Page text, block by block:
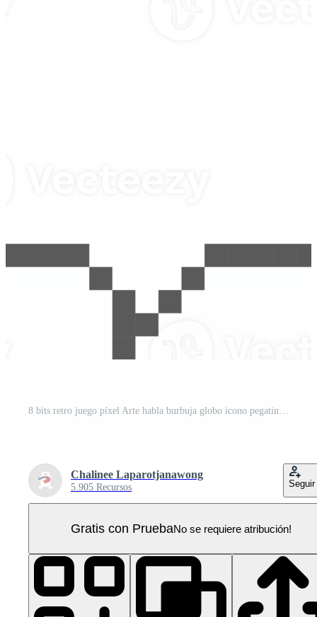
8 bits retro juego píxel Arte habla burbuja globo icono pegatina memorándum palabra clave planificador texto caja bandera PNG Pro
Chalinee Laparotjanawong
5.905 Recursos Seguir
Gratis con PruebaNo se requiere atribución!